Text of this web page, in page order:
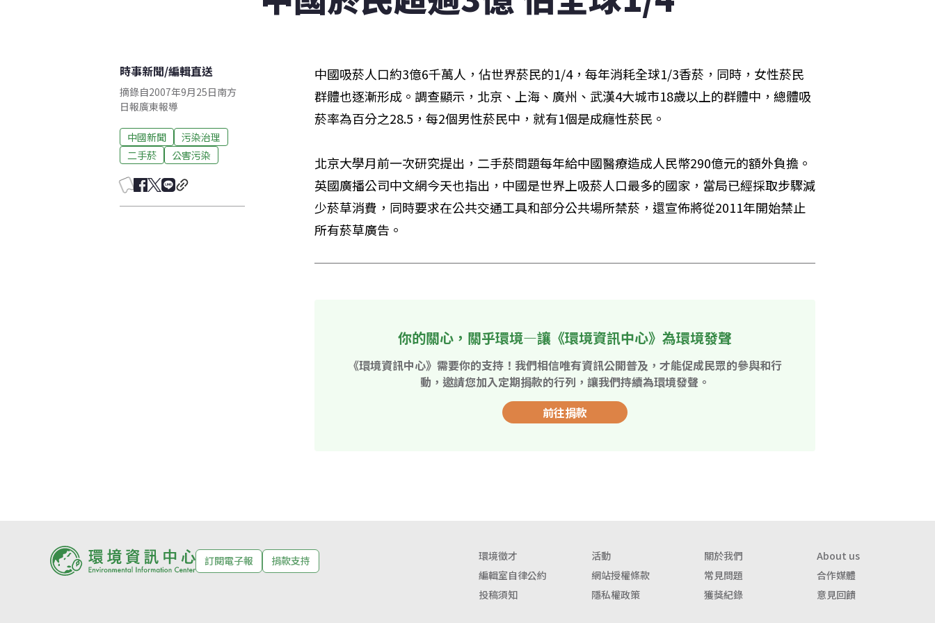
時事新聞/編輯直送
摘錄自2007年9月25日南方
日報廣東報導
中國新聞
污染治理
二手菸
公害污染
中國吸菸人口約3億6千萬人，佔世界菸民的1/4，每年消耗全球1/3香菸，同時，女性菸民
群體也逐漸形成。調查顯示，北京、上海、廣州、武漢4大城市18歲以上的群體中，總體吸
菸率為百分之28.5，每2個男性菸民中，就有1個是成癮性菸民。
北京大學月前一次研究提出，二手菸問題每年給中國醫療造成人民幣290億元的額外負擔。
英國廣播公司中文網今天也指出，中國是世界上吸菸人口最多的國家，當局已經採取步驟減
少菸草消費，同時要求在公共交通工具和部分公共場所禁菸，還宣佈將從2011年開始禁止
所有菸草廣告。
你的關心，關乎環境—讓《環境資訊中心》為環境發聲
《環境資訊中心》需要你的支持！我們相信唯有資訊公開普及，才能促成民眾的參與和行
動，邀請您加入定期捐款的行列，讓我們持續為環境發聲。
前往捐款
訂閱電子報 捐款支持 環境徵才 活動 關於我們
About us
編輯室自律公約
網站授權條款 常見問題
合作媒體
投稿須知
隱私權政策 獲獎紀錄 意見回饋